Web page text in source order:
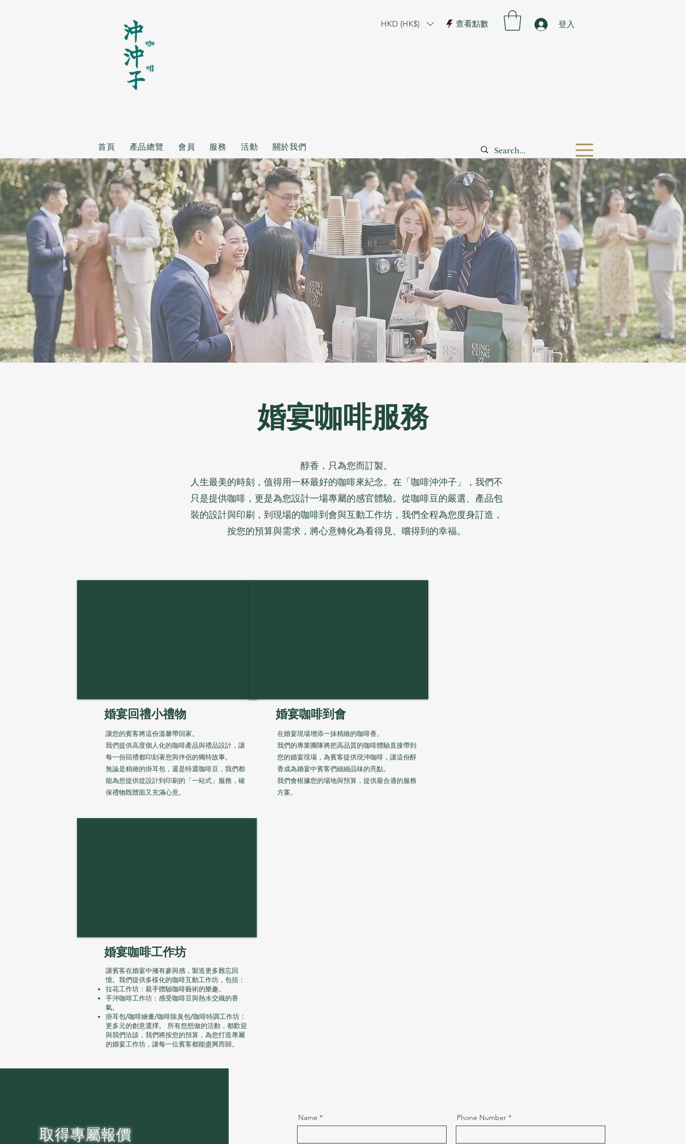
首頁 產品總覽 會員 服務 活動 關於我們
查看點數
HKD (HK$) 登入
婚宴咖啡服務
醇香，只為您而訂製。
人生最美的時刻，值得用一杯最好的咖啡來紀念。在「咖啡沖沖子」，我們不
只是提供咖啡，更是為您設計一場專屬的感官體驗。從咖啡豆的嚴選、產品包
裝的設計與印刷，到現場的咖啡到會與互動工作坊，我們全程為您度身訂造，
按您的預算與需求，將心意轉化為看得見、嚐得到的幸福。
婚宴回禮小禮物
讓您的賓客將這份溫馨帶回家。
我們提供高度個人化的咖啡產品與禮品設計，讓
每一份回禮都印刻著您與伴侶的獨特故事。
無論是精緻的掛耳包，還是特選咖啡豆，我們都
能為您提供從設計到印刷的「一站式」服務，確
保禮物既體面又充滿心意。
​婚宴咖啡到會
在婚宴現場增添一抹精緻的咖啡香。
我們的專業團隊將把高品質的咖啡體驗直接帶到
您的婚宴現場，為賓客提供現沖咖啡，讓這份醇
香成為婚宴中賓客們細細品味的亮點。
我們會根據您的場地與預算，提供最合適的服務
方案。
​婚宴咖啡工作坊
讓賓客在婚宴中擁有參與感，製造更多難忘回
憶。我們提供多樣化的咖啡互動工作坊，包括：
拉花工作坊：親手體驗咖啡藝術的樂趣。
手沖咖啡工作坊：感受咖啡豆與熱水交織的香
氣。
掛耳包/咖啡繪畫/咖啡除臭包/咖啡特調工作坊：
更多元的創意選擇。 所有您想做的活動，都歡迎
與我們洽談，我們將按您的預算，為您打造專屬
的婚宴工作坊，讓每一位賓客都能盡興而歸。
取得專屬報價
Name Phone Number